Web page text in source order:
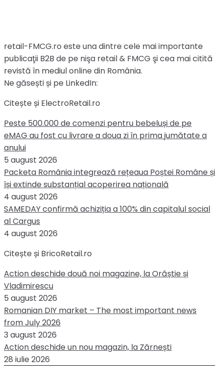
retail-FMCG.ro este una dintre cele mai importante
publicaţii B2B de pe nişa retail & FMCG şi cea mai citită
revistă în mediul online din România.
Ne găsești și pe LinkedIn:
Citește și ElectroRetail.ro
Peste 500.000 de comenzi pentru bebeluși de pe
eMAG au fost cu livrare a doua zi în prima jumătate a
anului
5 august 2026
Packeta România integrează rețeaua Poștei Române și
își extinde substanțial acoperirea națională
4 august 2026
SAMEDAY confirmă achiziția a 100% din capitalul social
al Cargus
4 august 2026
Citește și BricoRetail.ro
Action deschide două noi magazine, la Orăștie și
Vladimirescu
5 august 2026
Romanian DIY market – The most important news
from July 2026
3 august 2026
Action deschide un nou magazin, la Zărnești
28 iulie 2026